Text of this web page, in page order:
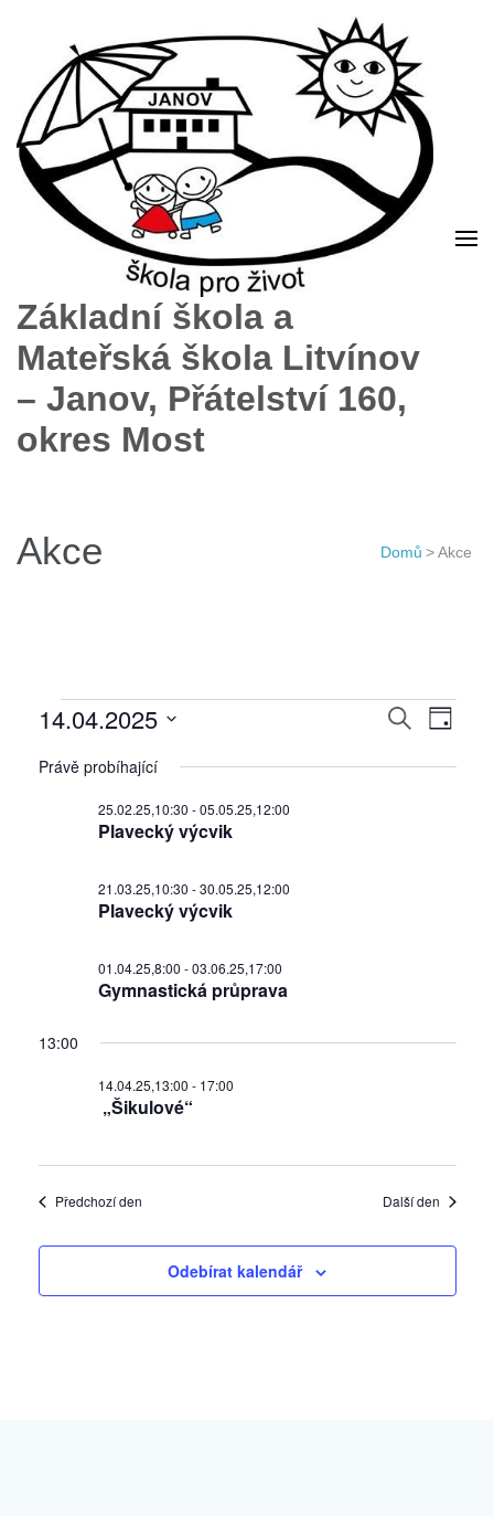
Základní škola a
Mateřská škola Litvínov
– Janov, Přátelství 160,
okres Most
Akce Domů >Akce
Akce
14.04.25
hledání
Hledat
Den
14.04.2025
datum.
Právě probíhající
Plavecký výcvik
25.02.25,10:30 -05.05.25,12:00
Plavecký výcvik
21.03.25,10:30 -30.05.25,12:00
Gymnastická průprava
01.04.25,8:00 -03.06.25,17:00
13:00
„Šikulové“
14.04.25,13:00 - 17:00
Předchozí den Další den
Odebírat kalendář